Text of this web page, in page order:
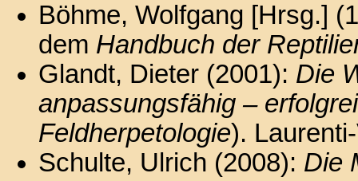
Böhme, Wolfgang [Hrsg.]
dem Handbuch der
Glandt, Dieter (2001): Die
anpassungsfähig –
Feldherpetologie).
Schulte, Ulrich (2008): Die